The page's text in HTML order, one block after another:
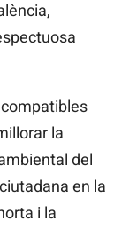
la
del
en la
i la